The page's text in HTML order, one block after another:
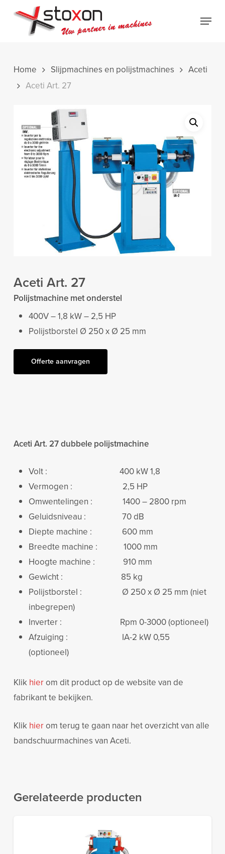
Menu
Home Slijpmachines en polijstmachines
Aceti
Aceti Art. 27
Aceti Art. 27
Polijstmachine met onderstel
400V – 1,8 kW – 2,5 HP
Polijstborstel Ø 250 x Ø 25 mm
Offerte aanvragen
Aceti Art. 27 dubbele polijstmachine
Volt : 400 kW 1,8
Vermogen : 2,5 HP
Omwentelingen : 1400 – 2800 rpm
Geluidsniveau : 70 dB
Diepte machine : 600 mm
Breedte machine : 1000 mm
Hoogte machine : 910 mm
Gewicht : 85 kg
Polijstborstel : Ø 250 x Ø 25 mm (niet
inbegrepen)
Inverter : Rpm 0-3000 (optioneel)
Afzuiging : IA-2 kW 0,55
(optioneel)
Klik hierom dit product op de website van de
fabrikant te bekijken.
Klik hierom terug te gaan naar het overzicht van alle
bandschuurmachines van Aceti.
Gerelateerde producten